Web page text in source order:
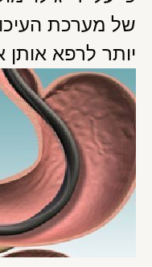
של מערכת
יותר לרפא אותן